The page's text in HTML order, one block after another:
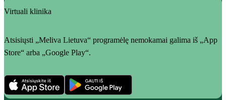
Virtuali klinika
Atsisiųsti „Meliva Lietuva“ programėlę nemokamai galima iš „App
Store“ arba „Google Play“.